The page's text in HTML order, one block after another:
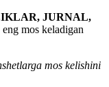
JURNAL,
mos keladigan
mos kelishini